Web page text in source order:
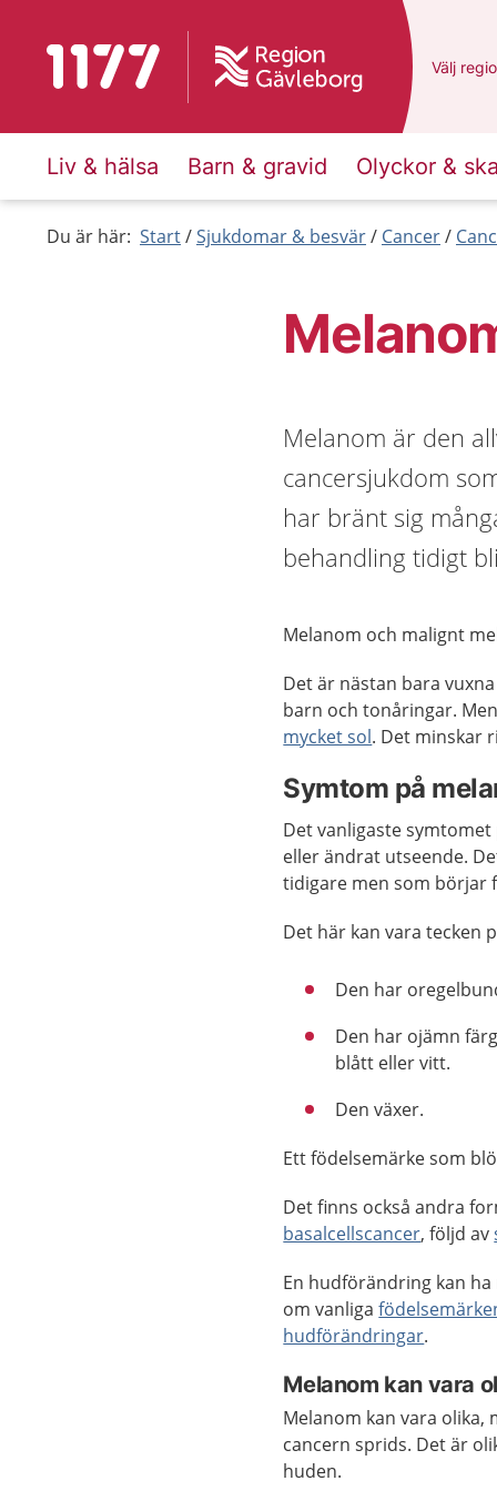
Till startsidan för 1177 Du har
Välj en
Liv & hälsa Barn & gravid Olyckor &
Du är här: Start Sjukdomar & besvär Cancer
Melanom är den
cancersjukdom
har bränt sig
behandling tidigt
Melanom och malignt
Det är nästan bara
barn och tonåringar.
mycket sol. Det minskar
Symtom på
Det vanligaste
eller ändrat utseende.
tidigare men som börjar
Det här kan vara tecken
Den har
Den har ojämn
blått eller vitt.
Den växer.
Ett födelsemärke som
Det finns också andra
basalcellscancer, följd av
En hudförändring kan
om vanliga
hudförändringar.
Melanom kan vara
Melanom kan vara olika,
cancern sprids. Det är
huden.